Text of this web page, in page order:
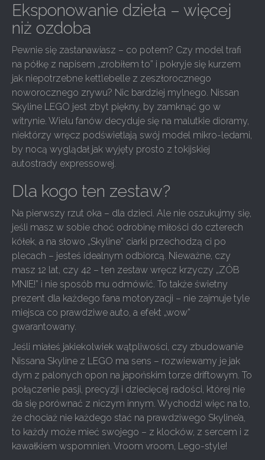
Eksponowanie dzieła – więcej
niż ozdoba
Pewnie się zastanawiasz – co potem? Czy model trafi
na półkę z napisem „zrobiłem to” i pokryje się kurzem
jak niepotrzebne kettlebelle z zeszłorocznego
noworocznego zrywu? Nic bardziej mylnego. Nissan
Skyline LEGO jest zbyt piękny, by zamknąć go w
witrynie. Wielu fanów decyduje się na malutkie dioramy,
niektórzy wręcz podświetlają swój model mikro-ledami,
by nocą wyglądał jak wyjęty prosto z tokijskiej
autostrady expressowej.
Dla kogo ten zestaw?
Na pierwszy rzut oka – dla dzieci. Ale nie oszukujmy się,
jeśli masz w sobie choć odrobinę miłości do czterech
kółek, a na słowo „Skyline” ciarki przechodzą ci po
plecach – jesteś idealnym odbiorcą. Nieważne, czy
masz 12 lat, czy 42 – ten zestaw wręcz krzyczy „ZÓB
MNIE!” i nie sposób mu odmówić. To także świetny
prezent dla każdego fana motoryzacji – nie zajmuje tyle
miejsca co prawdziwe auto, a efekt „wow”
gwarantowany.
Jeśli miałeś jakiekolwiek wątpliwości, czy zbudowanie
Nissana Skyline z LEGO ma sens – rozwiewamy je jak
dym z palonych opon na japońskim torze driftowym. To
połączenie pasji, precyzji i dziecięcej radości, której nie
da się porównać z niczym innym. Wychodzi więc na to,
że chociaż nie każdego stać na prawdziwego Skyline’a,
to każdy może mieć swojego – z klocków, z sercem i z
kawałkiem wspomnień. Vroom vroom, Lego-style!